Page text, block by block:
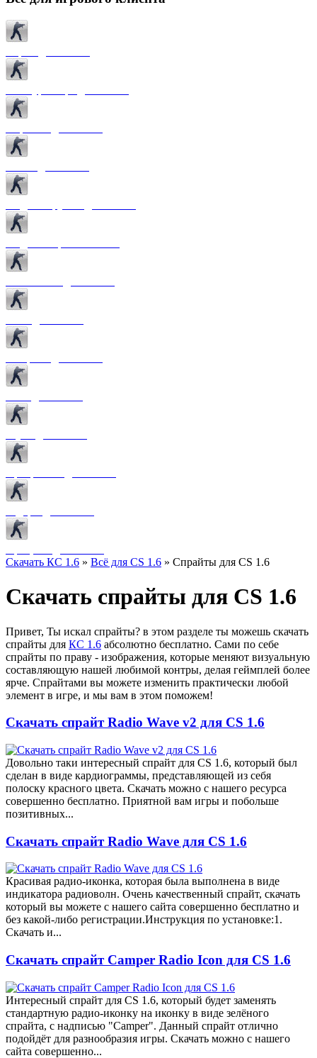
Скачать КС 1.6 » Всё для CS 1.6 » Спрайты для CS 1.6
Скачать спрайты для CS 1.6
Привет, Ты искал спрайты? в этом разделе ты можешь скачать
спрайты для КС 1.6 абсолютно бесплатно. Сами по себе
спрайты по праву - изображения, которые меняют визуальную
составляющую нашей любимой контры, делая геймплей более
ярче. Спрайтами вы можете изменить практически любой
элемент в игре, и мы вам в этом поможем!
Скачать спрайт Radio Wave v2 для CS 1.6
Довольно таки интересный спрайт для CS 1.6, который был
сделан в виде кардиограммы, представляющей из себя
полоску красного цвета. Скачать можно с нашего ресурса
совершенно бесплатно. Приятной вам игры и побольше
позитивных...
Скачать спрайт Radio Wave для CS 1.6
Красивая радио-иконка, которая была выполнена в виде
индикатора радиоволн. Очень качественный спрайт, скачать
который вы можете с нашего сайта совершенно бесплатно и
без какой-либо регистрации.Инструкция по установке:1.
Скачать и...
Скачать спрайт Camper Radio Icon для CS 1.6
Интересный спрайт для CS 1.6, который будет заменять
стандартную радио-иконку на иконку в виде зелёного
спрайта, с надписью "Camper". Данный спрайт отлично
подойдёт для разнообразия игры. Скачать можно с нашего
сайта совершенно...